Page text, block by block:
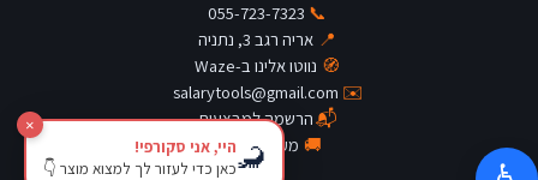
📞
055-723-7323
📍 אריה רגב 3, נתניה
🧭 נווטו אלינו ב-Waze
✉️
salarytools@gmail.com
📬הרשמה למבצעים
🚚 מעקב משלוח
×
🦂היי, אני סקורפי!
כאן כדי לעזור לך למצוא מוצר 👇